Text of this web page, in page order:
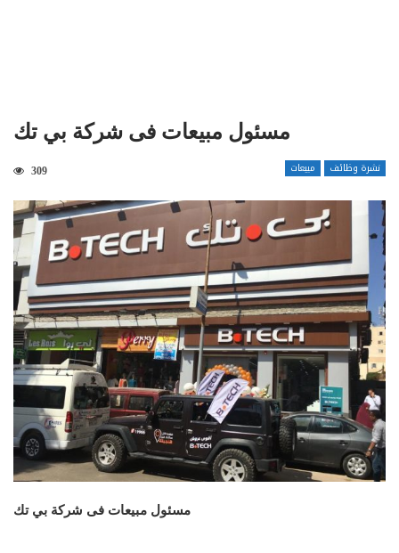
مسئول مبيعات فى شركة بي تك
مبيعات نشرة وظائف 309
مسئول مبيعات فى شركة بي تك